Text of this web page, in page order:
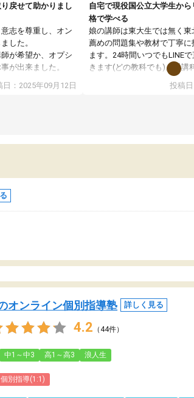
戻せて助かりまし
志を尊重し、オン
した。
が希望か、オプシ
が出来ました。
の初回ミーティン
か他の講師を希望す
単語帳の共有があ
でした。
めになると言う事で
まりに短期での変
て退会しました。
講師の方は良かっ
日：2025年09月12日
自宅で現役国公立大学生か
格で学べる
娘の講師は東大生では無く東
薦めの問題集や教材で丁寧
ます。24時間いつでもLINE
きます(どの教科でも)。受講
に決めれるので、個人に合っ
思います。カリキュラム相
ます。講師も合わなければ
投稿
オンライン個別指導塾 詳しく見る
4.2 （44件）
中1～中3 高1～高3 浪人生
別指導(1:1)